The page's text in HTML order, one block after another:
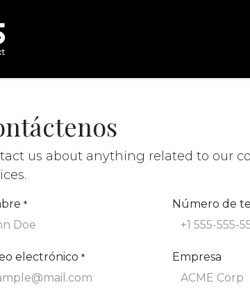
us about anything related to our
* Número de
electrónico * Empresa